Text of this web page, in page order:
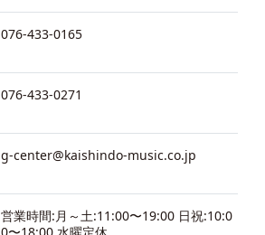
076-433-0165
076-433-0271
g-center@kaishindo-music.co.jp
営業時間:月～土:11:00〜19:00 日祝:10:0